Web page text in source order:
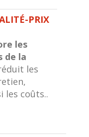
PRIX
les
de la
les
les coûts..